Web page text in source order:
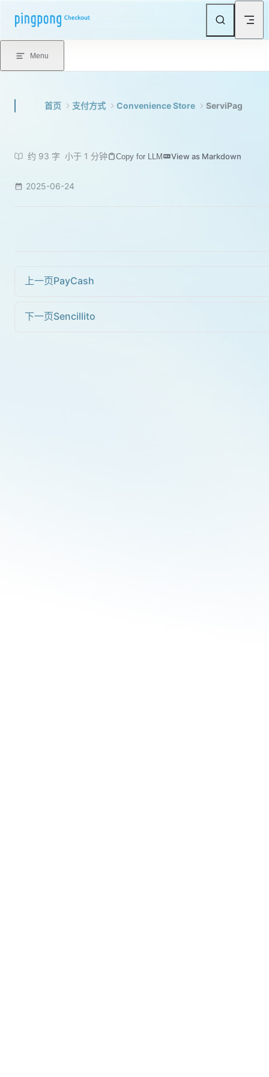
Skip to content
Menu
首页 支付方式 Convenience Store ServiPag
约 93 字 小于 1 分钟 Copy for LLM View as Markdown
2025-06-24
上一页PayCash
下一页Sencillito